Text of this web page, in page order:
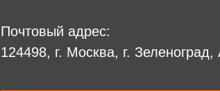
Почтовый адрес:
124498, г. Москва, г.